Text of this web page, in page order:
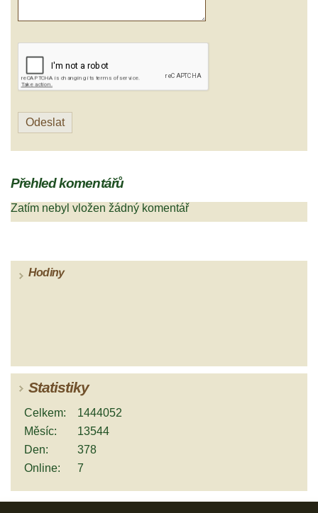
Přehled komentářů
Zatím nebyl vložen žádný komentář
Hodiny
Statistiky
Online: 7
Celkem:
1444052
Měsíc:
13544
Den:
378